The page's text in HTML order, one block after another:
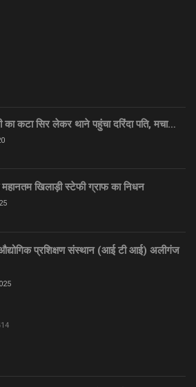
का कटा सिर लेकर थाने पहुंचा दरिंदा पति, मचा…
खिलाड़ी स्टेफी ग्राफ का निधन
प्रशिक्षण संस्थान (आई टी आई) अलीगंज